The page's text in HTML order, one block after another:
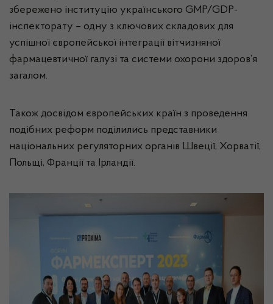
збережено інституцію українського GMP/GDP-
інспекторату – одну з ключових складових для
успішної європейської інтеграції вітчизняної
фармацевтичної галузі та системи охорони здоров’я
загалом.
Також досвідом європейських країн з проведення
подібних реформ поділились представники
національних регуляторних органів Швеції, Хорватії,
Польщі, Франції та Ірландії.